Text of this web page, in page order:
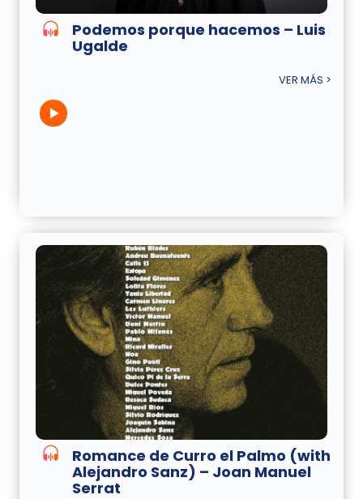
Podemos porque hacemos – Luis
Ugalde
VER MÁS >
Romance de Curro el Palmo (with
Alejandro Sanz) – Joan Manuel
Serrat